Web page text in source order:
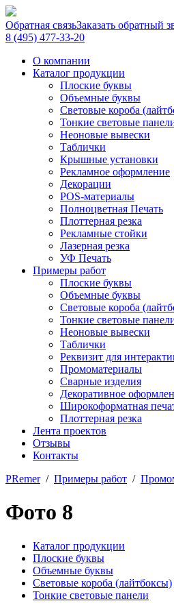
Обратная связьЗаказать обратный
8 (495) 477-33-20
О компании
Каталог продукции
Плоские буквы
Объемные буквы
Световые короба
Тонкие световые
Неоновые вывески
Таблички
Крышные установки
Рекламное оформление
Декорации
POS-материалы
Полноцветная Печать
Плоттерная резка
Рекламные стойки
Лазерная резка
УФ Печать
Примеры работ
Плоские буквы
Объемные буквы
Световые короба
Тонкие световые
Неоновые вывески
Таблички
Реквизит для
Промоматериалы
Сварные изделия
Декоративное
Широкоформатная
Плоттерная резка
Лента проектов
Отзывы
Контакты
PRemer/ Примеры работ /
Фото 8
Каталог продукции
Плоские буквы
Объемные буквы
Световые короба (лайтбоксы)
Тонкие световые панели